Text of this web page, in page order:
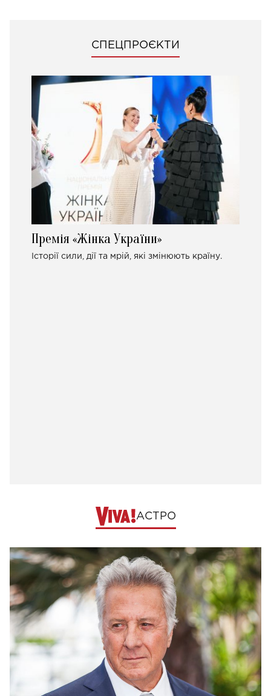
СПЕЦПРОЄКТИ
Премія «Жінка України»
Історії сили, дії та мрій, які змінюють країну.
АСТРО